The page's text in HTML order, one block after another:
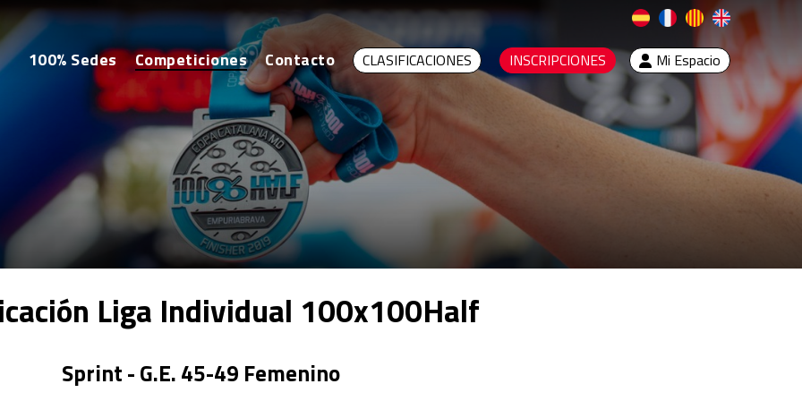
100% Sedes Competiciones Contacto CLASIFICACIONES INSCRIPCIONES Mi Espacio
Liga Individual 100x100Half
Sprint - G.E. 45-49 Femenino